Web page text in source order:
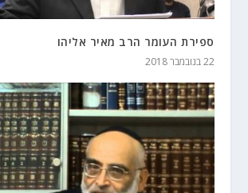
ספירת העומר הרב מאיר אליהו
22 בנובמבר 2018